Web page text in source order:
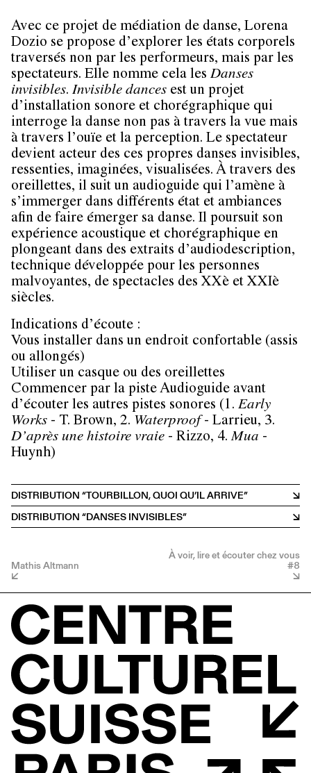
Avec ce projet de médiation de danse, Lorena
Dozio se propose d’explorer les états corporels
traversés non par les performeurs, mais par les
spectateurs. Elle nomme cela les Danses
invisibles. Invisible dances est un projet
d’installation sonore et chorégraphique qui
interroge la danse non pas à travers la vue mais
à travers l’ouïe et la perception. Le spectateur
devient acteur des ces propres danses invisibles,
ressenties, imaginées, visualisées. À travers des
oreillettes, il suit un audioguide qui l’amène à
s’immerger dans différents état et ambiances
afin de faire émerger sa danse. Il poursuit son
expérience acoustique et chorégraphique en
plongeant dans des extraits d’audiodescription,
technique développée pour les personnes
malvoyantes, de spectacles des XXè et XXIè
siècles.
Indications d’écoute :
Vous installer dans un endroit confortable (assis
ou allongés)
Utiliser un casque ou des oreillettes
Commencer par la piste Audioguide avant
d’écouter les autres pistes sonores (1. Early
Works - T. Brown, 2. Waterproof- Larrieu, 3.
D’après une histoire vraie - Rizzo, 4.Mua -
Huynh)
DISTRIBUTION “TOURBILLON, QUOI QU’IL ARRIVE”
DISTRIBUTION “DANSES INVISIBLES”
Mathis Altmann
À voir, lire et écouter chez vous
#8